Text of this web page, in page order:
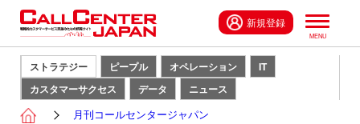
新規登録
ストラテジー ピープル オペレーション
IT
カスタマーサクセス
データ ニュース
月刊コールセンタージャパン